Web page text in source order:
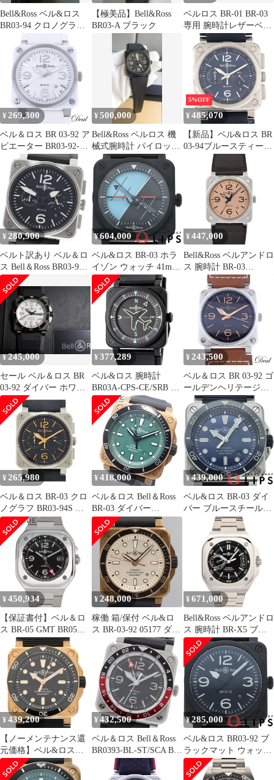
Bell&Ross ベル&ロス
BR03-94 クロノグラフ
【極美品】Bell&Ross
BR03-A ブラック
ベルロス BR-01 BR-03
専用 腕時計レザーベル
ト ブラウン 時計用バン
¥ 269,300
ベル＆ロス BR 03-92 ア
ビエーター BR03-92-SC
ホワイトシェル メンズ
腕時計
¥500,000
Bell&Ross ベルロス 機
械式腕時計 パイロット
ウォッチ 自動巻き
5%OFF
¥ 485,070
【新品】ベル&ロス BR
03-94ブルースティール
BR0394-BLU-ST/SCA
SS 自動巻
¥ 280,900
ベルト訳あり ベル＆ロ
ス Bell＆Ross BR03-94
BR-03 Chrono デイト ア
ビエーション 自動巻き
メンズ _970696
¥604,000
ベル&ロス BR-03 ホラ
イゾン ウォッチ 41mm
世界限定999本 BR03A-
HRZ-CE/SRB 箱 保証書
セラミッ
¥ 447,000
Bell&Ross ベルアンドロ
ス 腕時計 BR-03
COPPER BR03A-GB-
ST/SCA
¥245,000
セール ベル＆ロス BR
03-92 ダイバー ホワイ
ト BR03-92
¥ 377,289
ベル&ロス 腕時計
BR03A-CPS-CE/SRB 鑑
定済み ブランド
¥ 243,500
ベル＆ロス BR 03-92 ゴ
ールデンヘリテージ
BR03-92-S メンズ 腕時
計
¥ 265,980
ベル＆ロス BR-03 クロ
ノグラフ BR03-94S 自
動巻き ステンレスステ
ィール メンズ Bell＆
Ross【中古】 【時計】
¥ 418,000
ベル＆ロス Bell＆Ross
BR-03 ダイバー
BR0392-D-LT-BR/SRB
グリーン ブロンズ ラバ
ー 999本限定 腕時計 メ
ンズ 自動巻 101833159
¥439,000
ベル&ロス BR-03 ダイ
バー ブルースチール
42mm BR03A-D-BLU-
ST/SRB 箱 保証書 バン
ド SS/ラバー
¥ 450,934
【保証書付】ベル＆ロ
ス BR-05 GMT BR05G-
BL-ST/SST SS 自動巻
き メンズ
40802183638【中古】
【アラモード】
¥248,000
稼働 箱/保付 ベル&ロ
ス BR-03-92 05177 ダイ
バーホワイトブロンズ
AT/自動巻 シャンパン
文字盤 メンズ腕時計
0086020 7JWT TAM
ABC27802
¥ 671,000
Bell&Ross ベルアンドロ
ス 腕時計 BR-X5 ブラ
ックスチール BRX5R-
BL-ST/SST
¥ 439,200
【ノーメンテナンス還
元価格】ベル&ロス
BR-03 DIVER BLACK
ブロンズ BR03A-D-BL-
¥ 432,500
ベル＆ロス Bell＆Ross
BR0393-BL-ST/SCA BR-
03 GMT デイト 自動巻
き メンズ 良品 箱・保
¥285,000
ベル&ロス BR03-92 ブ
ラックマット ウォッチ
BR03-92-CBL 箱 保証書
セラミック/ラバー メン